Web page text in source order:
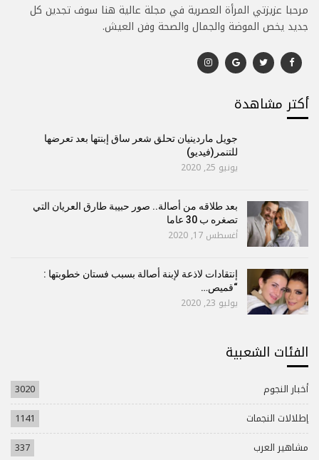
مرحبا عزيزتي المرأة العصرية في مجلة عالية هنا سوف تجدين كل
جديد يخص الموضة والجمال والصحة وفن العيش.
أكتر مشاهدة
جويل ماردينيان تحلق شعر ساق إبنتها بعد تعرضها
للتنمر(فيديو)
يونيو 25, 2020
بعد طلاقه من أصالة.. صور حبيبة طارق العريان التي
تصغره ب 30 عاما
أغسطس 17, 2020
إنتقادات لاذعة لإبنة أصالة بسبب فستان خطوبتها :
“قميص…
يوليو 23, 2020
الفئات الشعبية
أخبار النجوم
3020
إطلالات النجمات
1141
مشاهير العرب
337